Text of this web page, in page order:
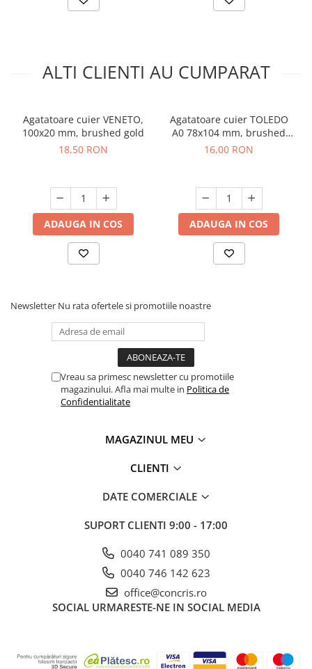
ALTI CLIENTI AU CUMPARAT
Agatatoare cuier VENETO,
100x20 mm, brushed gold
18,50 RON
ADAUGA IN COS
Agatatoare cuier TOLEDO
A0 78x104 mm, brushed
gold
16,00 RON
ADAUGA IN COS
Newsletter Nu rata ofertele si promotiile noastre
Vreau sa primesc newsletter cu promotiile
magazinului. Afla mai multe in Politica de
Confidentialitate
MAGAZINUL MEU
CLIENTI
DATE COMERCIALE
SUPORT CLIENTI 9:00 - 17:00
0040 741 089 350
0040 746 142 623
office@concris.ro
SOCIAL URMARESTE-NE IN SOCIAL MEDIA